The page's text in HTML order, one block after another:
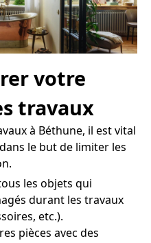
votre
travaux
à Béthune, il est vital
le but de limiter les
les objets qui
durant les travaux
etc.).
pièces avec des